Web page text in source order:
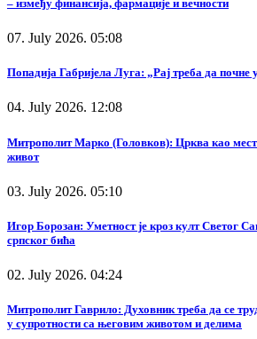
– између финансија, фармације и вечности
07. July 2026. 05:08
Попадија Габријела Луга: „Рај треба да почне
04. July 2026. 12:08
Митрополит Марко (Головков): Црква као
живот
03. July 2026. 05:10
Игор Борозан: Уметност је кроз култ Светог
српског бића
02. July 2026. 04:24
Митрополит Гаврило: Духовник треба да се
у супротности са његовим животом и делима